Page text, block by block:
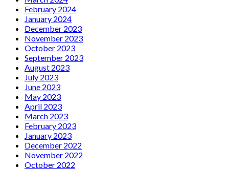
February 2024
January 2024
December 2023
November 2023
October 2023
September 2023
August 2023
July 2023
June 2023
May 2023
April 2023
March 2023
February 2023
January 2023
December 2022
November 2022
October 2022